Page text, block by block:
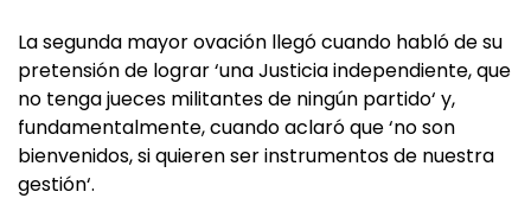
La segunda mayor ovación llegó cuando habló de su
pretensión de lograr ‘una Justicia independiente, que
no tenga jueces militantes de ningún partido‘ y,
fundamentalmente, cuando aclaró que ‘no son
bienvenidos, si quieren ser instrumentos de nuestra
gestión‘.